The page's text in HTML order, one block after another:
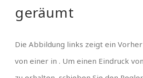
geräumt
Die Abbildung links zeigt ein
von einer in . Um einen Eindruck